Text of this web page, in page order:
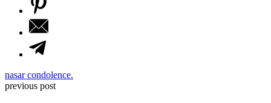
nasar condolence.
previous post